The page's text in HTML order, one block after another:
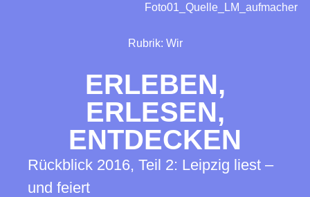
Rubrik: Wir
ERLEBEN,
ERLESEN,
ENTDECKEN
Rückblick 2016, Teil 2: Leipzig liest –
und feiert
Foto01_Quelle_LM_aufmacher